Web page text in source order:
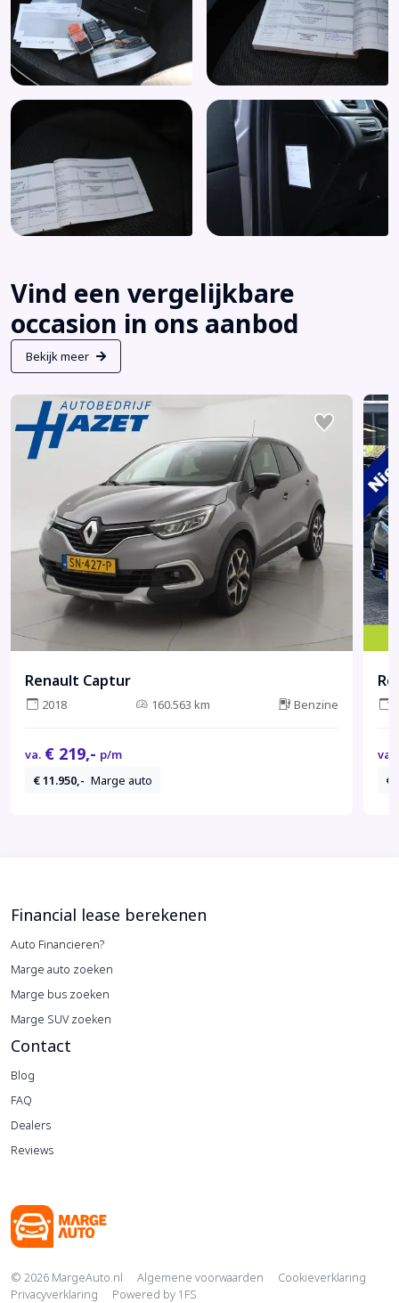
Vind een vergelijkbare
occasion in ons aanbod
Bekijk meer
Renault Captur
2018 160.563 km Benzine
va. € 219,- p/m
€ 11.950,- Marge auto
va.
€
Financial lease berekenen
Auto Financieren?
Marge auto zoeken
Marge bus zoeken
Marge SUV zoeken
Contact
Blog
FAQ
Dealers
Reviews
Copyright navigation
© 2026 MargeAuto.nl Algemene voorwaarden
Cookieverklaring
Privacyverklaring
Powered by 1FS